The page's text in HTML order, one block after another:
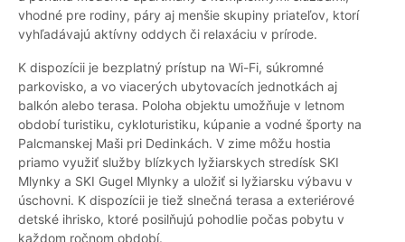
vhodné pre rodiny, páry aj menšie skupiny priateľov, ktorí
vyhľadávajú aktívny oddych či relaxáciu v prírode.
K dispozícii je bezplatný prístup na Wi-Fi, súkromné
parkovisko, a vo viacerých ubytovacích jednotkách aj
balkón alebo terasa. Poloha objektu umožňuje v letnom
období turistiku, cykloturistiku, kúpanie a vodné športy na
Palcmanskej Maši pri Dedinkách. V zime môžu hostia
priamo využiť služby blízkych lyžiarskych stredísk SKI
Mlynky a SKI Gugel Mlynky a uložiť si lyžiarsku výbavu v
úschovni. K dispozícii je tiež slnečná terasa a exteriérové
detské ihrisko, ktoré posilňujú pohodlie počas pobytu v
každom ročnom období.